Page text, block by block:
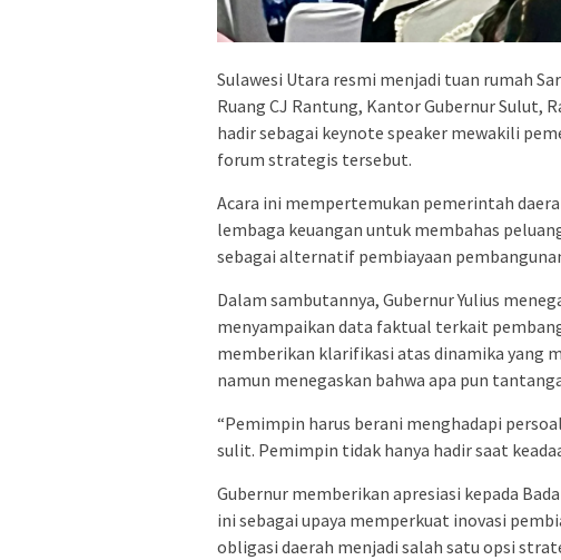
Sulawesi Utara resmi menjadi tuan rumah
Ruang CJ Rantung, Kantor Gubernur Sulut,
hadir sebagai keynote speaker mewakili
forum strategis tersebut.
Acara ini mempertemukan pemerintah
lembaga keuangan untuk membahas
sebagai alternatif pembiayaan
Dalam sambutannya, Gubernur Yulius
menyampaikan data faktual terkait
memberikan klarifikasi atas dinamika yang
namun menegaskan bahwa apa pun
“Pemimpin harus berani menghadapi
sulit. Pemimpin tidak hanya hadir saat
Gubernur memberikan apresiasi kepada
ini sebagai upaya memperkuat inovasi
obligasi daerah menjadi salah satu opsi